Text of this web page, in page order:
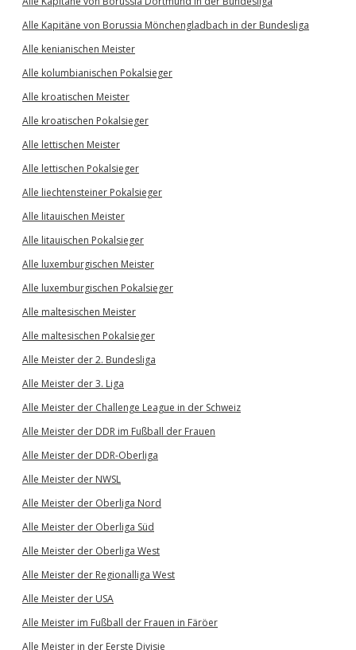
Alle Kapitäne von Borussia Mönchengladbach in der Bundesliga
Alle kenianischen Meister
Alle kolumbianischen Pokalsieger
Alle kroatischen Meister
Alle kroatischen Pokalsieger
Alle lettischen Meister
Alle lettischen Pokalsieger
Alle liechtensteiner Pokalsieger
Alle litauischen Meister
Alle litauischen Pokalsieger
Alle luxemburgischen Meister
Alle luxemburgischen Pokalsieger
Alle maltesischen Meister
Alle maltesischen Pokalsieger
Alle Meister der 2. Bundesliga
Alle Meister der 3. Liga
Alle Meister der Challenge League in der Schweiz
Alle Meister der DDR im Fußball der Frauen
Alle Meister der DDR-Oberliga
Alle Meister der NWSL
Alle Meister der Oberliga Nord
Alle Meister der Oberliga Süd
Alle Meister der Oberliga West
Alle Meister der Regionalliga West
Alle Meister der USA
Alle Meister im Fußball der Frauen in Färöer
Alle Meister in der Eerste Divisie